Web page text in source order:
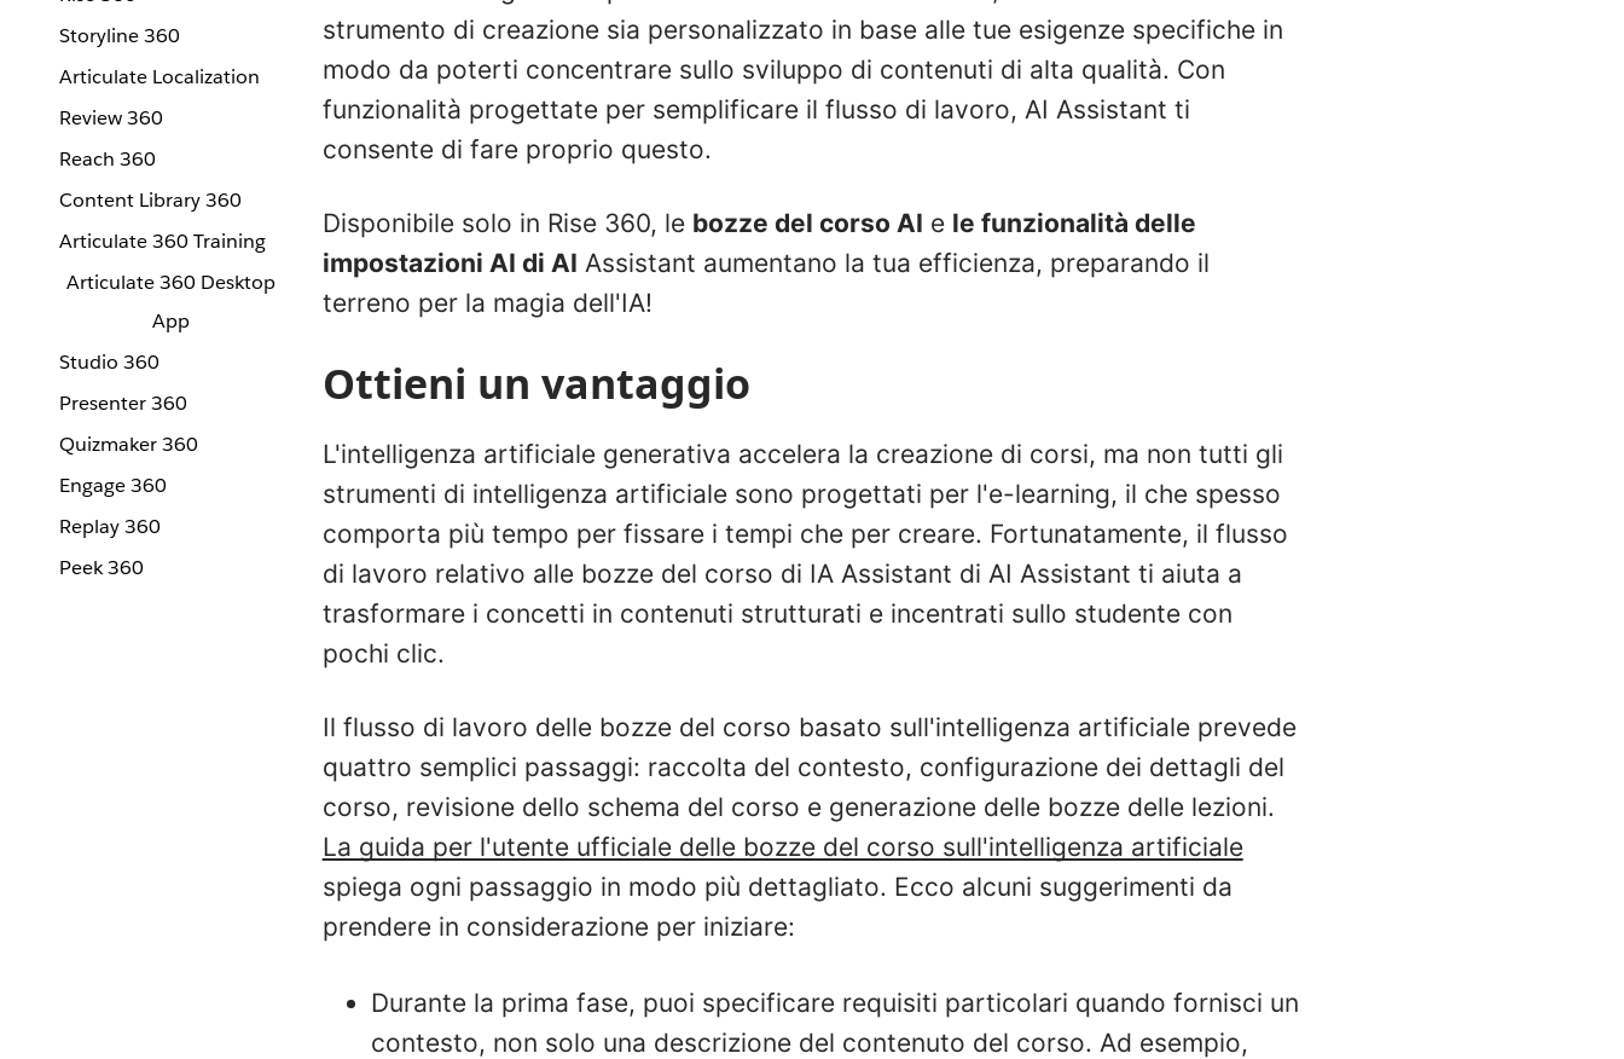
Storyline 360
Articulate Localization
Review 360
Reach 360
Content Library 360
Articulate 360 Training
Articulate 360 Desktop
App
Studio 360
Presenter 360
Quizmaker 360
Engage 360
Replay 360
Peek 360
strumento di creazione sia personalizzato in base alle tue esigenze specifiche in
modo da poterti concentrare sullo sviluppo di contenuti di alta qualità. Con
funzionalità progettate per semplificare il flusso di lavoro, AI Assistant ti
consente di fare proprio questo.
Disponibile solo in Rise 360, le bozze del corso AI e le funzionalità delle
impostazioni AI di AI Assistant aumentano la tua efficienza, preparando il
terreno per la magia dell'IA!
Ottieni un vantaggio
L'intelligenza artificiale generativa accelera la creazione di corsi, ma non tutti gli
strumenti di intelligenza artificiale sono progettati per l'e-learning, il che spesso
comporta più tempo per fissare i tempi che per creare. Fortunatamente, il flusso
di lavoro relativo alle bozze del corso di IA Assistant di AI Assistant ti aiuta a
trasformare i concetti in contenuti strutturati e incentrati sullo studente con
pochi clic.
Il flusso di lavoro delle bozze del corso basato sull'intelligenza artificiale prevede
quattro semplici passaggi: raccolta del contesto, configurazione dei dettagli del
corso, revisione dello schema del corso e generazione delle bozze delle lezioni.
La guida per l'utente ufficiale delle bozze del corso sull'intelligenza artificiale
spiega ogni passaggio in modo più dettagliato. Ecco alcuni suggerimenti da
prendere in considerazione per iniziare:
Durante la prima fase, puoi specificare requisiti particolari quando fornisci un
contesto, non solo una descrizione del contenuto del corso. Ad esempio,